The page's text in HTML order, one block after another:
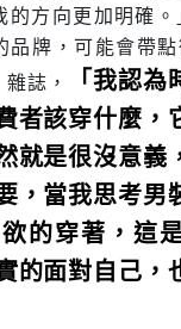
方向更加明確。
品牌，可能會帶
誌，
「我認
者該穿什麼，
就是很沒意義
，當我思考男
的穿著，這
的面對自己，